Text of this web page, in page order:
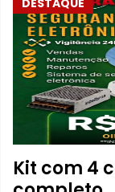
Kit com 4